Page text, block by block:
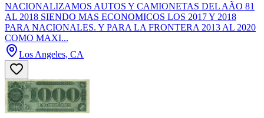
NACIONALIZAMOS AUTOS Y CAMIONETAS DEL AÃO 81
AL 2018 SIENDO MAS ECONOMICOS LOS 2017 Y 2018
PARA NACIONALES. Y PARA LA FRONTERA 2013 AL 2020
COMO MAXI...
Los Angeles, CA